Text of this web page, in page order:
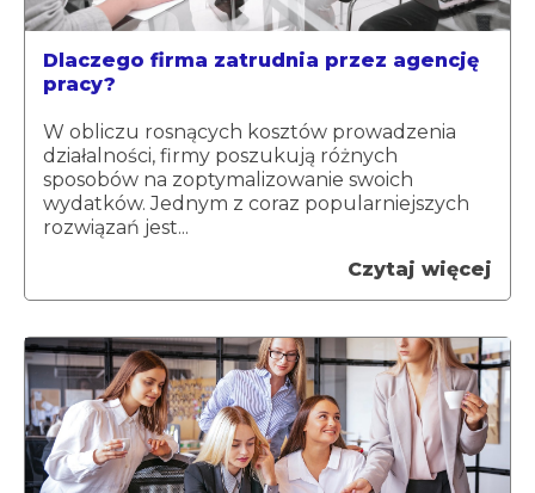
Dlaczego firma zatrudnia przez agencję
pracy?
W obliczu rosnących kosztów prowadzenia
działalności, firmy poszukują różnych
sposobów na zoptymalizowanie swoich
wydatków. Jednym z coraz popularniejszych
rozwiązań jest...
Czytaj więcej